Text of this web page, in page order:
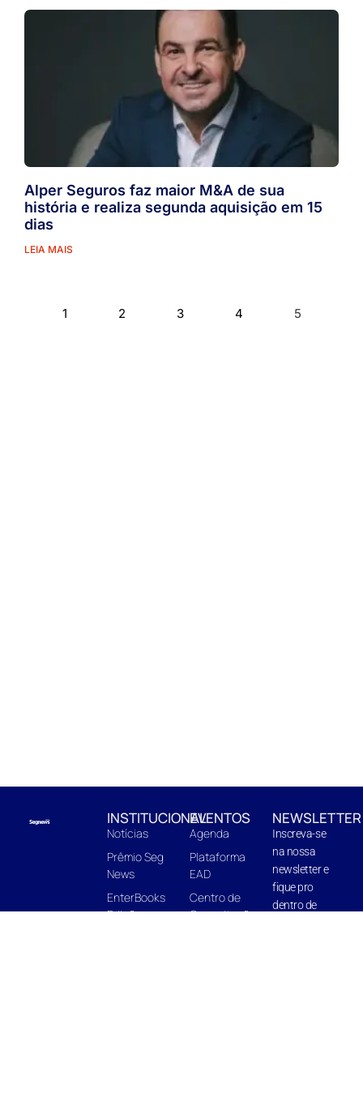
Alper Seguros faz maior M&A de sua
história e realiza segunda aquisição em 15
dias
LEIA MAIS
1 2 3 4 5
INSTITUCIONAL
Notícias
Prêmio Seg
News
EnterBooks
Edições
EVENTOS
Agenda
Plataforma
EAD
Centro de
Capacitação
NEWSLETTER
Inscreva-se
na nossa
newsletter e
fique pro
dentro de